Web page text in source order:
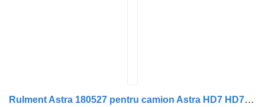
Rulment Astra 180527 pentru camion Astra HD7 HD7/C CURSOR HD8 HD9